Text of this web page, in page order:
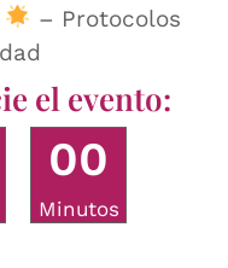
– Protocolos
el evento:
00
Minutos